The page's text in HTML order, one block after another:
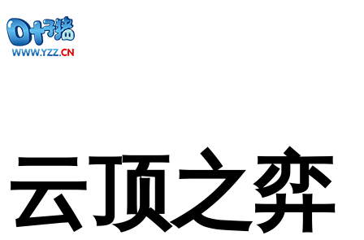
云顶之弈